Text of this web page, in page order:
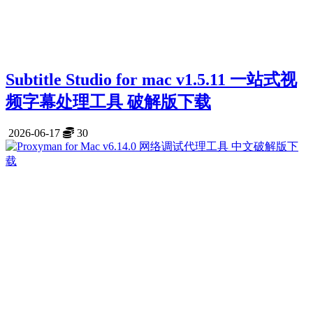
Subtitle Studio for mac v1.5.11 一站式视
频字幕处理工具 破解版下载
2026-06-17 30